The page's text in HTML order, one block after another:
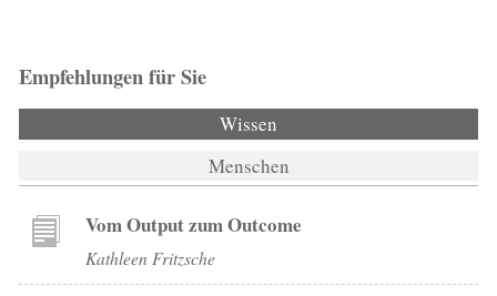
Empfehlungen für Sie
Wissen
Menschen
Vom Output zum Outcome
Kathleen Fritzsche